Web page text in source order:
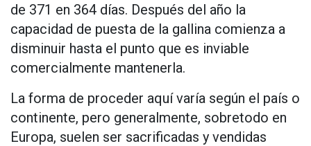
de 371 en 364 días. Después del año la
capacidad de puesta de la gallina comienza a
disminuir hasta el punto que es inviable
comercialmente mantenerla.
La forma de proceder aquí varía según el país o
continente, pero generalmente, sobretodo en
Europa, suelen ser sacrificadas y vendidas